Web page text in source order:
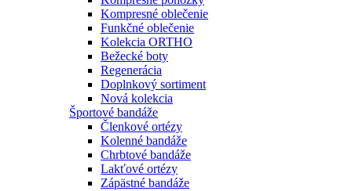
Kompresné oblečenie
Funkčné oblečenie
Kolekcia ORTHO
Bežecké boty
Regenerácia
Doplnkový sortiment
Nová kolekcia
Športové bandáže
Členkové ortézy
Kolenné bandáže
Chrbtové bandáže
Lakťové ortézy
Zápästné bandáže